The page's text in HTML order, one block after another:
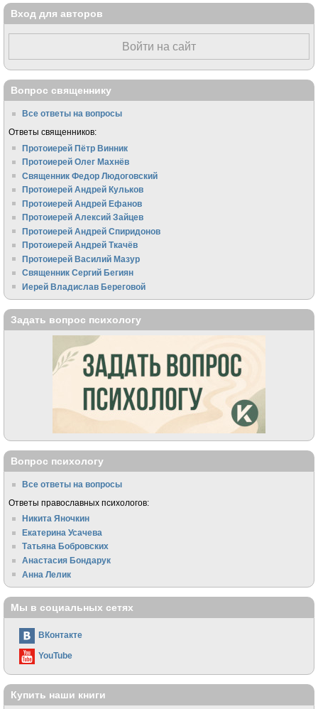
Вход для авторов
Войти на сайт
Вопрос священнику
Все ответы на вопросы
Ответы священников:
Протоиерей Пётр Винник
Протоиерей Олег Махнёв
Священник Федор Людоговский
Протоиерей Андрей Кульков
Протоиерей Андрей Ефанов
Протоиерей Алексий Зайцев
Протоиерей Андрей Спиридонов
Протоиерей Андрей Ткачёв
Протоиерей Василий Мазур
Священник Сергий Бегиян
Иерей Владислав Береговой
Задать вопрос психологу
Вопрос психологу
Все ответы на вопросы
Ответы православных психологов:
Никита Яночкин
Екатерина Усачева
Татьяна Бобровских
Анастасия Бондарук
Анна Лелик
Мы в социальных сетях
ВКонтакте
YouTube
Купить наши книги